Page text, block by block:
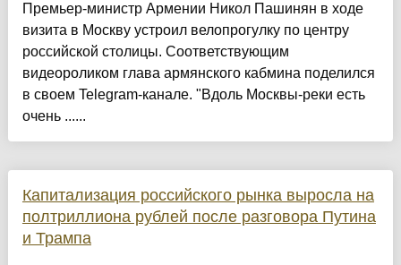
Премьер-министр Армении Никол Пашинян в ходе
визита в Москву устроил велопрогулку по центру
российской столицы. Соответствующим
видеороликом глава армянского кабмина поделился
в своем Telegram-канале. "Вдоль Москвы-реки есть
очень ......
Капитализация российского рынка выросла на
полтриллиона рублей после разговора Путина
и Трампа